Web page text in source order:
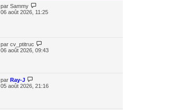
par Sammy
06 août 2026, 11:25
par cv_ptitruc
06 août 2026, 09:43
par Ray-J
05 août 2026, 21:16